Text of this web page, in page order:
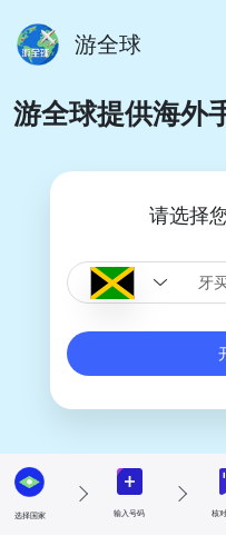
游全球
游全球提供海外
请选择
选择国家 输入号码 核